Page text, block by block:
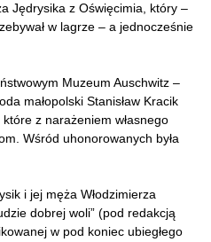
Jędrysika z Oświęcimia, który –
w lagrze – a jednocześnie
Muzeum Auschwitz –
małopolski Stanisław Kracik
z narażeniem własnego
Wśród uhonorowanych była
i jej męża Włodzimierza
dobrej woli” (pod redakcją
w pod koniec ubiegłego